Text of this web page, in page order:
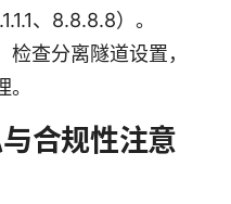
、8.8.8.8）。
查分离隧道设置，
合规性注意